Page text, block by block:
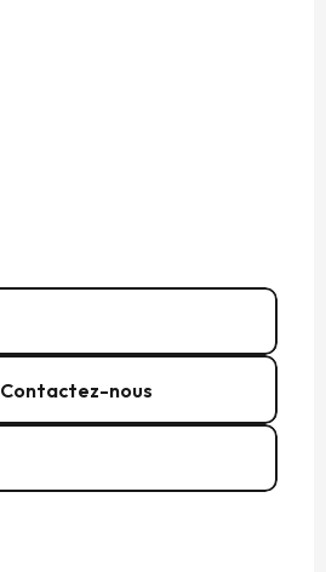
Contactez-nous